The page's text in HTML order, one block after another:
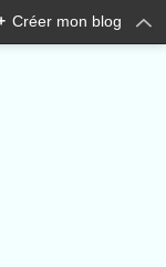
Créer mon blog